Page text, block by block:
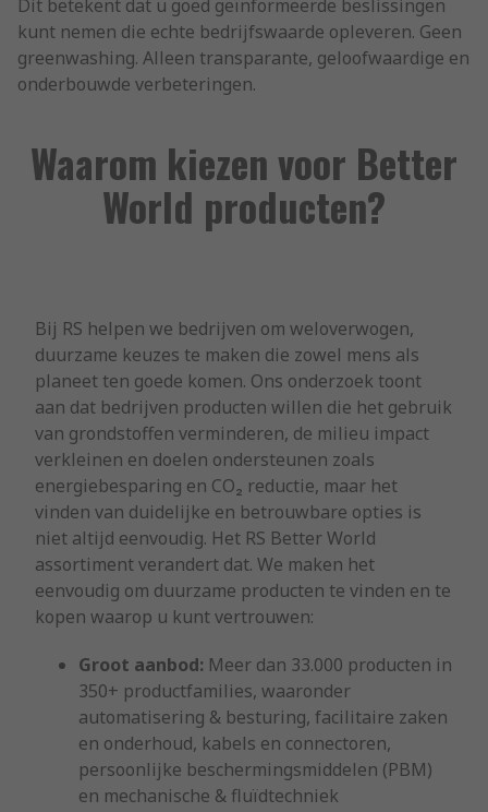
Dit betekent dat u goed geïnformeerde beslissingen
kunt nemen die echte bedrijfswaarde opleveren. Geen
greenwashing. Alleen transparante, geloofwaardige en
onderbouwde verbeteringen.
Waarom kiezen voor Better
World producten?
Bij RS helpen we bedrijven om weloverwogen,
duurzame keuzes te maken die zowel mens als
planeet ten goede komen. Ons onderzoek toont
aan dat bedrijven producten willen die het gebruik
van grondstoffen verminderen, de milieu impact
verkleinen en doelen ondersteunen zoals
energiebesparing en CO₂ reductie, maar het
vinden van duidelijke en betrouwbare opties is
niet altijd eenvoudig. Het RS Better World
assortiment verandert dat. We maken het
eenvoudig om duurzame producten te vinden en te
kopen waarop u kunt vertrouwen:
Groot aanbod: Meer dan 33.000 producten in
350+ productfamilies, waaronder
automatisering & besturing, facilitaire zaken
en onderhoud, kabels en connectoren,
persoonlijke beschermingsmiddelen (PBM)
en mechanische & fluïdtechniek